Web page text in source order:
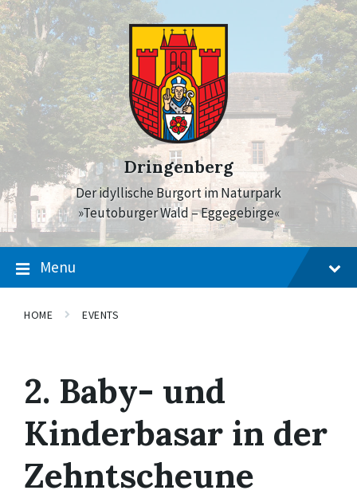
Skip
to
content
Skip
to
main
navigation
Skip
to
footer
Dringenberg
Der idyllische Burgort im Naturpark
»Teutoburger Wald – Eggegebirge«
Menu
HOME EVENTS
2. Baby- und
Kinderbasar in der
Zehntscheune